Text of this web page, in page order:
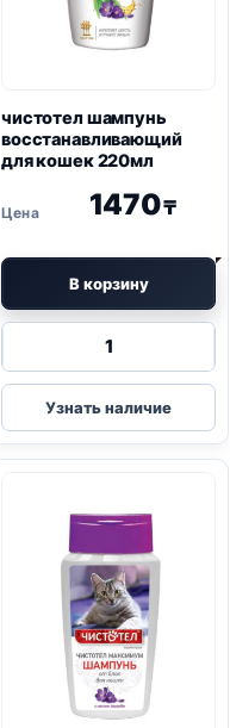
чистотел шампунь
восстанавливающий
для кошек 220мл
1470₸
В корзину
Количество
чистотел
шампунь
220мл
Узнать наличие